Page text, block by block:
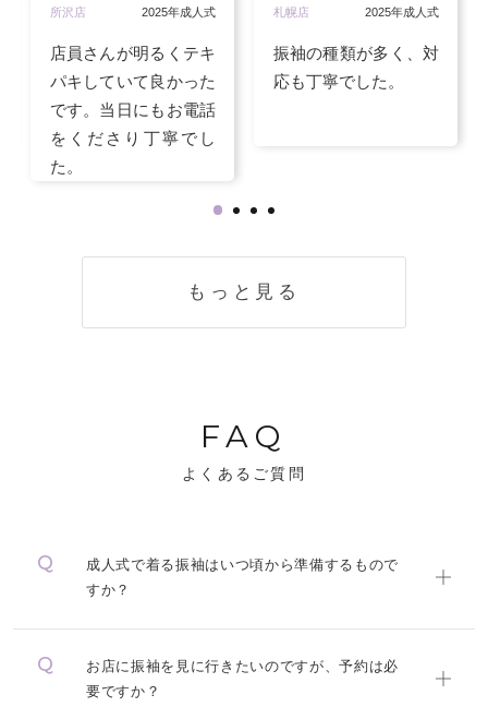
所沢店 2025年成人式
店員さんが明るくテキ
パキしていて良かった
です。当日にもお電話
をくださり丁寧でし
た。
札幌店 2025年成人式
振袖の種類が多く、対
応も丁寧でした。
もっと見る
FAQ
よくあるご質問
成人式で着る振袖はいつ頃から準備するもので
すか？
お店に振袖を見に行きたいのですが、予約は必
要ですか？